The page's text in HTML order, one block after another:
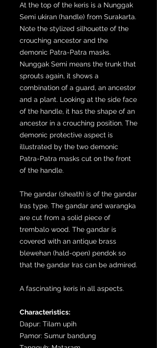
At the top of the keris is a Nunggak
Semi ukiran (handle) from Surakarta.
Note the stylized silhouette of the
crouching ancestor and the
demonic Patra-Patra masks.
Nunggak Semi means the trunk that
sprouts again, it shows a
combination of a guard, an ancestor
and a plant. Looking at the side face
of the handle, it has the shape of an
ancestor in a crouching position. The
demonic protective aspect is
illustrated by the two demonic
Patra-Patra masks cut on the front
of the handle.
The gandar (sheath) is of the gandar
Iras type. The gandar and warangka
are cut from a solid piece of
trembalo wood. The gandar is
covered with an antique brass
blewehan (hald-open) pendok so
that the gandar Iras can be admired.
A fascinating keris in all aspects.
Characteristics:
Dapur: Tilam upih
Pamor: Sumur bandung